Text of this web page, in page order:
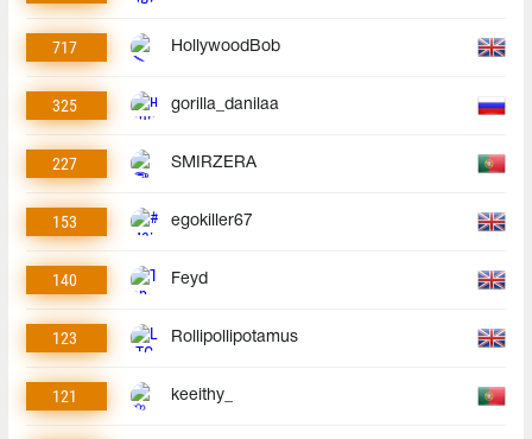
717 HollywoodBob
325 gorilla_danilaa
227 SMIRZERA
153 egokiller67
140 Feyd
123 Rollipollipotamus
121 keeithy_